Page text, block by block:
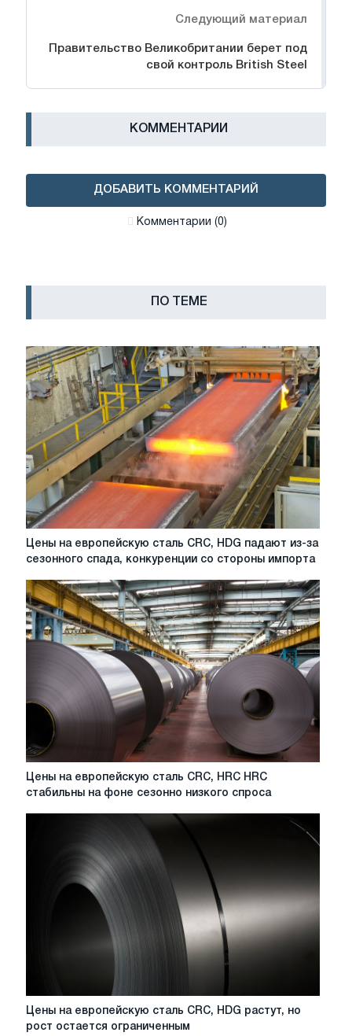
Следующий материал
Правительство Великобритании берет под
свой контроль British Steel
КОММЕНТАРИИ
ДОБАВИТЬ КОММЕНТАРИЙ
Комментарии (0)
ПО ТЕМЕ
Цены
на
сталь
CRC,
HDG
падают
спада,
конкуренции
стороны
Цены на европейскую сталь CRC, HDG падают из-за
сезонного спада, конкуренции со стороны импорта
Цены
стабильны
Цены на европейскую сталь CRC, HRC HRC
стабильны на фоне сезонно низкого спроса
Цены
Цены на европейскую сталь CRC, HDG растут, но
рост остается ограниченным